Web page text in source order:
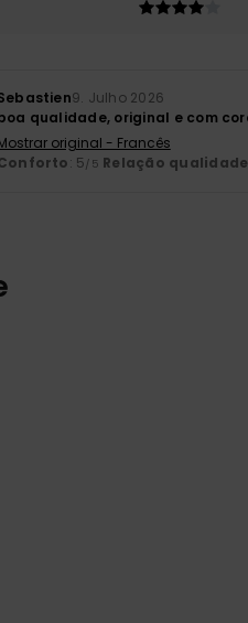
9. Julho 2026
qualidade, original e com
original - Francês
: 5/5 Relação